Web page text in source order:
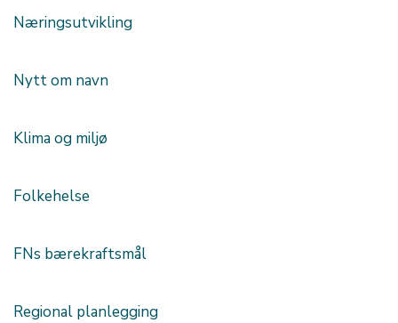
Næringsutvikling
Nytt om navn
Klima og miljø
Folkehelse
FNs bærekraftsmål
Regional planlegging